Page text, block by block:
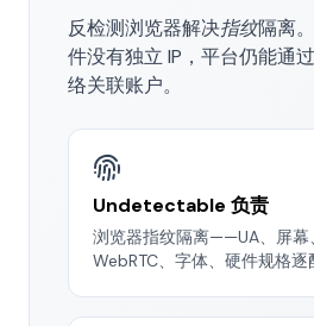
反检测浏览器解决指纹隔离
件没有独立 IP，平台仍能通
络关联账户。
Undetectable 负责
浏览器指纹隔离——UA、屏幕
WebRTC、字体、硬件规格逐